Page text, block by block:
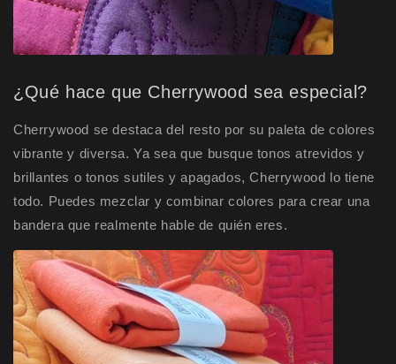
¿Qué hace que Cherrywood sea especial?
Cherrywood se destaca del resto por su paleta de colores
vibrante y diversa. Ya sea que busque tonos atrevidos y
brillantes o tonos sutiles y apagados, Cherrywood lo tiene
todo. Puedes mezclar y combinar colores para crear una
bandera que realmente hable de quién eres.